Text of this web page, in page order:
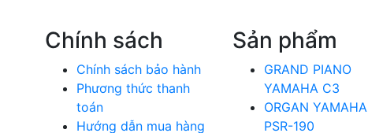
Chính sách
Chính sách bảo hành
Phương thức thanh
toán
Hướng dẫn mua hàng
Sản phẩm
GRAND PIANO
YAMAHA C3
ORGAN YAMAHA
PSR-190